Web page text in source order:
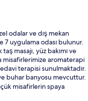
odalar ve dış mekan
7 uygulama odası bulunur.
masajı, yüz bakımı ve
misafirlerimize aromaterapi
terapisi sunulmaktadır.
buhar banyosu mevcuttur.
misafirlerin spaya